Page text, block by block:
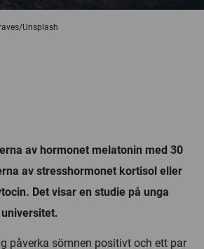
Unsplash
av hormonet melatonin med 30
av stresshormonet kortisol eller
Det visar en studie på unga
påverka sömnen positivt och ett par